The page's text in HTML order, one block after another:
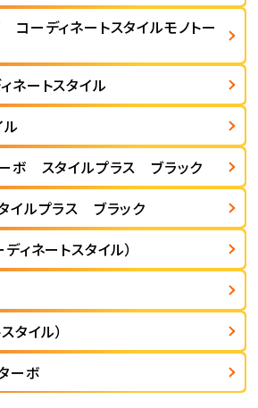
ーディネートスタイルモノトー
ネートスタイル
ル
ボ スタイルプラス ブラック
ルプラス ブラック
ィネートスタイル）
タイル）
ーボ